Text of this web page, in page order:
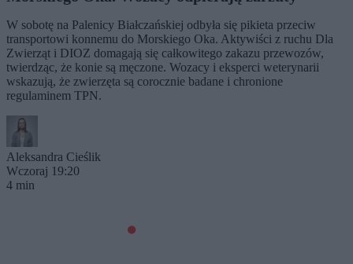
W sobotę na Palenicy Białczańskiej odbyła się pikieta przeciw
transportowi konnemu do Morskiego Oka. Aktywiści z ruchu Dla
Zwierząt i DIOZ domagają się całkowitego zakazu przewozów,
twierdząc, że konie są męczone. Wozacy i eksperci weterynarii
wskazują, że zwierzęta są corocznie badane i chronione
regulaminem TPN.
Aleksandra Cieślik
Wczoraj 19:20
4 min